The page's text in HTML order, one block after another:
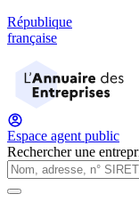
République
française
Espace agent public
Rechercher une